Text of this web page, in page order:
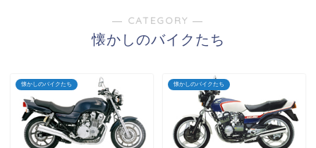
― CATEGORY ―
懐かしのバイクたち
懐かしのバイクたち 懐かしのバイクたち